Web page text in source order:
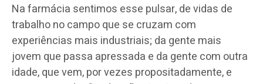
Na farmácia sentimos esse pulsar, de vidas de
trabalho no campo que se cruzam com
experiências mais industriais; da gente mais
jovem que passa apressada e da gente com outra
idade, que vem, por vezes propositadamente, e